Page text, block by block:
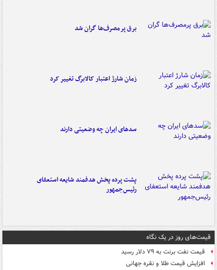
برق پرمصرف‌ها گران شد
زمان شارژ اعتبار کالابرگ تغییر کرد
سدهای ایران چه وضعیتی دارند
پشت پرده پخش هدفمند شایعه استعفای
رئیس‌جمهور
قیمت‌های روز در یک نگاه
قیمت نفت برنت به ۷۹ دلار رسید
افزایش قیمت طلا و نقره جهانی